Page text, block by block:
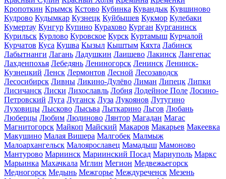
Кропоткин Крымск Кстово Кубинка Кувандык Кувшиново
Кудрово Кудымкар Кузнецк Куйбышев Кукмор Кулебаки
Кумертау Кунгур Купино Курахово Курган Курганинск
Курильск Курлово Куровское Курск Куртамыш Курчалой
Курчатов Куса Кушва Кызыл Кыштым Кяхта Лабинск
Лабытнанги Лагань Ладушкин Лаишево Лакинск Лангепас
Лахденпохья Лебедянь Лениногорск Ленинск Ленинск-
Кузнецкий Ленск Лермонтов Лесной Лесозаводск
Лесосибирск Ливны Ликино-Дулёво Лиман Липецк Липки
Лисичанск Лиски Лихославль Лобня Лодейное Поле Лосино-
Петровский Луга Луганск Луза Лукоянов Лутугино
Луховицы Лысково Лысьва Лыткарино Льгов Любань
Люберцы Любим Людиново Лянтор Магадан Магас
Магнитогорск Майкоп Майский Макаров Макарьев Макеевка
Макушино Малая Вишера Малгобек Малмыж
Малоархангельск Малоярославец Мамадыш Мамоново
Мантурово Мариинск Мариинский Посад Мариуполь Маркс
Марьинка Махачкала Мглин Мегион Медвежьегорск
Медногорск Медынь Межгорье Междуреченск Мезень